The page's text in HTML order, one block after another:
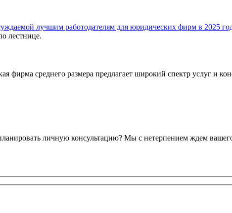
среднего размера предлагает широкий спектр услуг и
личную консультацию? Мы с нетерпением ждем